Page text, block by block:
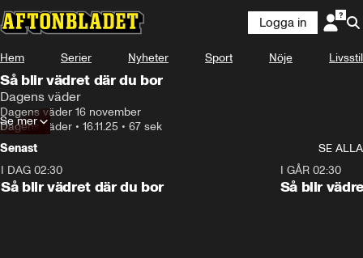
Logga in
Hem Serier Nyheter Sport Nöje Livsstil
Så blir vädret där du bor
Dagens väder
Dagens väder 16 november
Dagens väder • 16.11.25 • 67 sek
Se mer
Senast
SE ALLA
I DAG 02:30
Så blir vädret där du bor
I GÅR 02:30
Så blir